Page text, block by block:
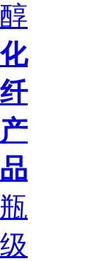
醇
化
纤
产
品
瓶
级